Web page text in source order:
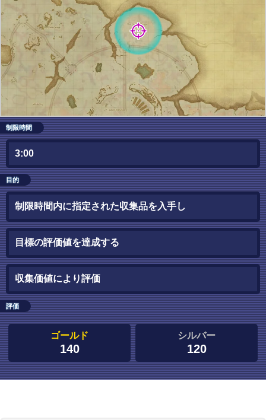
制限時間
3:00
目的
制限時間内に指定された収集品を入手し
目標の評価値を達成する
収集価値により評価
評価
ゴールド
140
シルバー
120